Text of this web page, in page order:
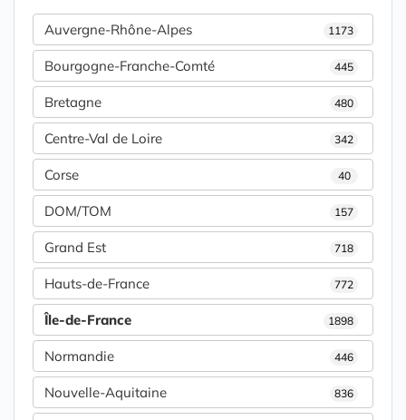
Auvergne-Rhône-Alpes 1173
Bourgogne-Franche-Comté 445
Bretagne 480
Centre-Val de Loire 342
Corse 40
DOM/TOM 157
Grand Est 718
Hauts-de-France 772
Île-de-France 1898
Normandie 446
Nouvelle-Aquitaine 836